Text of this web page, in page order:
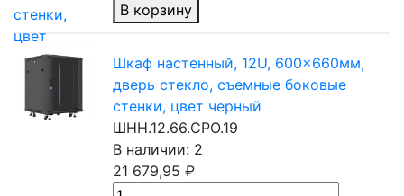
В корзину
Шкаф настенный, 12U, 600×660мм,
дверь стекло, съемные боковые
стенки, цвет черный
ШНН.12.66.СРО.19
В наличии: 2
21 679,95 ₽